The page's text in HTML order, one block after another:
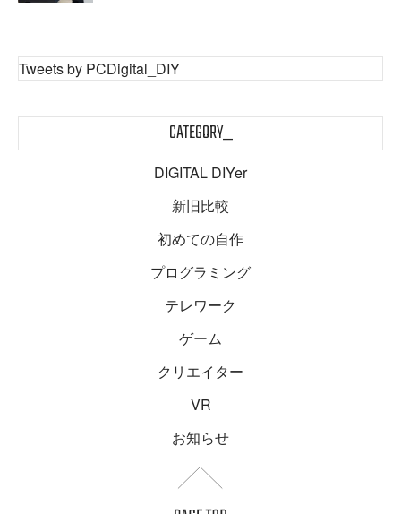
Tweets by PCDigital_DIY
CATEGORY_
DIGITAL DIYer
新旧比較
初めての自作
プログラミング
テレワーク
ゲーム
クリエイター
VR
お知らせ